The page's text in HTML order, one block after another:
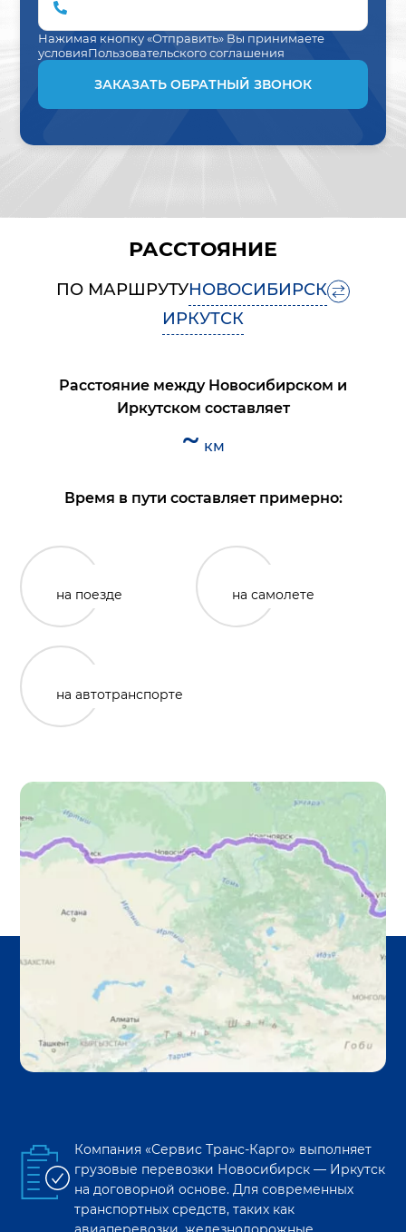
Нажимая кнопку «Отправить» Вы принимаете
условияПользовательского соглашения
ЗАКАЗАТЬ ОБРАТНЫЙ ЗВОНОК
РАССТОЯНИЕ
ПО МАРШРУТУНОВОСИБИРСК
ИРКУТСК
Расстояние между Новосибирском и
Иркутском составляет
~ км
Время в пути составляет примерно:
на поезде на самолете
на автотранспорте
Компания «Сервис Транс-Карго» выполняет
грузовые перевозки Новосибирск — Иркутск
на договорной основе. Для современных
транспортных средств, таких как